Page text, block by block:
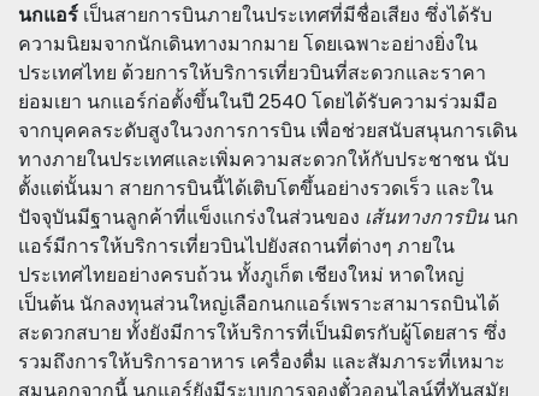
นกแอร์ เป็นสายการบินภายในประเทศที่มีชื่อเสียง ซึ่งได้รับ
ความนิยมจากนักเดินทางมากมาย โดยเฉพาะอย่างยิ่งใน
ประเทศไทย ด้วยการให้บริการเที่ยวบินที่สะดวกและราคา
ย่อมเยา นกแอร์ก่อตั้งขึ้นในปี 2540 โดยได้รับความร่วมมือ
จากบุคคลระดับสูงในวงการการบิน เพื่อช่วยสนับสนุนการเดิน
ทางภายในประเทศและเพิ่มความสะดวกให้กับประชาชน นับ
ตั้งแต่นั้นมา สายการบินนี้ได้เติบโตขึ้นอย่างรวดเร็ว และใน
ปัจจุบันมีฐานลูกค้าที่แข็งแกร่งในส่วนของ เส้นทางการบิน นก
แอร์มีการให้บริการเที่ยวบินไปยังสถานที่ต่างๆ ภายใน
ประเทศไทยอย่างครบถ้วน ทั้งภูเก็ต เชียงใหม่ หาดใหญ่
เป็นต้น นักลงทุนส่วนใหญ่เลือกนกแอร์เพราะสามารถบินได้
สะดวกสบาย ทั้งยังมีการให้บริการที่เป็นมิตรกับผู้โดยสาร ซึ่ง
รวมถึงการให้บริการอาหาร เครื่องดื่ม และสัมภาระที่เหมาะ